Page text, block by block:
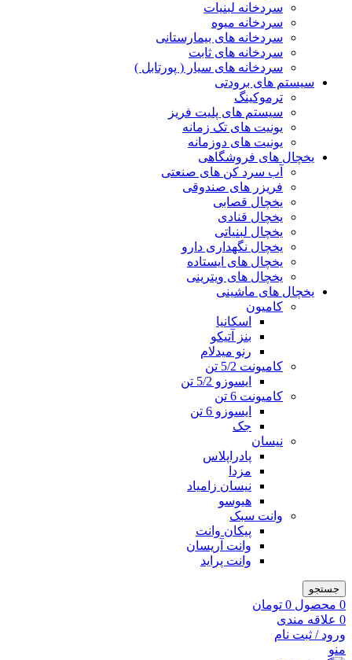
سردخانه لبنیات
سردخانه میوه
سردخانه های بیمارستانی
سردخانه های ثابت
سردخانه های سیار ( پورتابل )
سیستم های برودتی
ترموکینگ
سیستم های پلیت فریز
یونیت های تک زمانه
یونیت های دوزمانه
یخچال های فروشگاهی
آب سرد کن های صنعتی
فریزر های صندوقی
یخچال قصابی
یخچال قنادی
یخچال لبنیاتی
یخچال نگهداری دارو
یخچال های ایستاده
یخچال های ویترینی
یخچال های ماشینی
کامیون
اسکانیا
بنز آتیکو
رنو میدلام
کامیونت 5/2 تن
ایسوزو 5/2 تن
کامیونت 6 تن
ایسوزو 6 تن
جک
نیسان
پادراپلاس
مزدا
نیسان زامیاد
هیوسو
وانت سبک
پیکان وانت
وانت آریسان
وانت پراید
جستجو
0 محصول 0 تومان
0 علاقه مندی
ورود / ثبت نام
منو